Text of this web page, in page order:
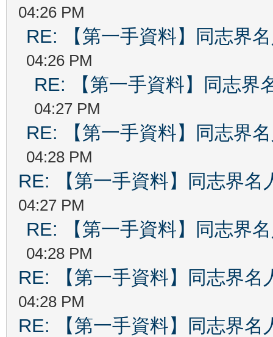
04:26 PM
RE: 【第一手資料】同志界
04:26 PM
RE: 【第一手資料】同志界
04:27 PM
RE: 【第一手資料】同志界
04:28 PM
RE: 【第一手資料】同志界名
04:27 PM
RE: 【第一手資料】同志界
04:28 PM
RE: 【第一手資料】同志界名
04:28 PM
RE: 【第一手資料】同志界名